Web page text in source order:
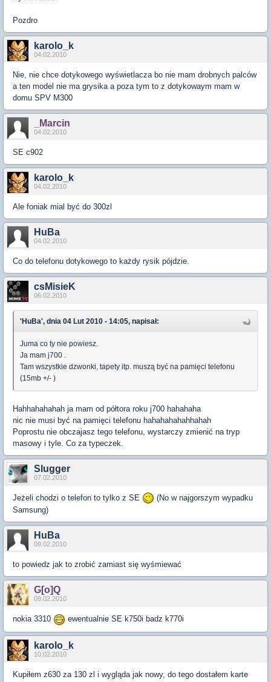
Pozdro
karolo_k
04.02.2010
Nie, nie chce dotykowego wyświetlacza bo nie mam drobnych palców
a ten model nie ma grysika a poza tym to z dotykowaym mam w
domu SPV M300
_Marcin
04.02.2010
SE c902
karolo_k
04.02.2010
Ale foniak mial być do 300zl
HuBa
04.02.2010
Co do telefonu dotykowego to każdy rysik pójdzie.
csMisieK
06.02.2010
'HuBa', dnia 04 Lut 2010 - 14:05, napisał:
Juma co ty nie powiesz.
Ja mam j700 .
Tam wszystkie dzwonki, tapety itp. muszą być na pamięci telefonu
(15mb +/- )
Hahhahahahah ja mam od półtora roku j700 hahahaha
nic nie musi być na pamięci telefonu hahahahahahhahah
Poprostu nie obczajasz tego telefonu, wystarczy zmienić na tryp
masowy i tyle. Co za typeczek.
Slugger
07.02.2010
Jeżeli chodzi o telefon to tylko z SE
(No w najgorszym wypadku
Samsung)
HuBa
09.02.2010
to powiedz jak to zrobić zamiast się wyśmiewać
G[o]Q
09.02.2010
nokia 3310 ewentualnie SE k750i badz k770i
karolo_k
10.02.2010
Kupiłem z630 za 130 zl i wygląda jak nowy, do tego dostałem karte